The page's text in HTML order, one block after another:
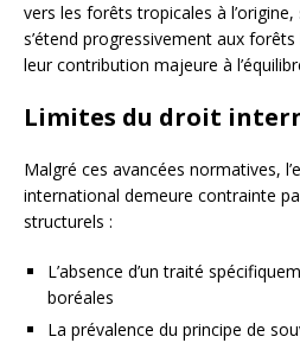
vers les forêts tropicales à
s’étend progressivement aux
leur contribution majeure à
Limites du droit
Malgré ces avancées normatives,
international demeure contrainte
structurels :
L’absence d’un traité
boréales
La prévalence du principe de